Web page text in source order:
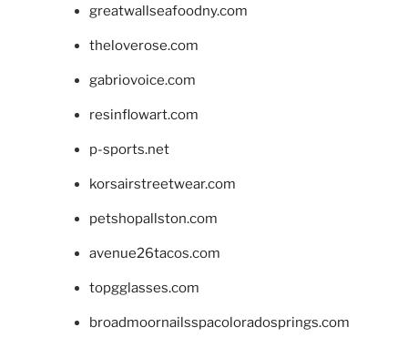
greatwallseafoodny.com
theloverose.com
gabriovoice.com
resinflowart.com
p-sports.net
korsairstreetwear.com
petshopallston.com
avenue26tacos.com
topgglasses.com
broadmoornailsspacoloradosprings.com